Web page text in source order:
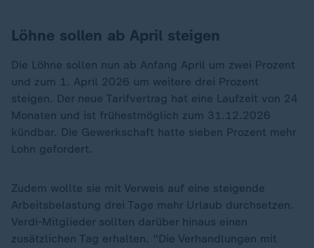
Löhne sollen ab April steigen
Die Löhne sollen nun ab Anfang April um zwei Prozent
und zum 1. April 2026 um weitere drei Prozent
steigen. Der neue Tarifvertrag hat eine Laufzeit von 24
Monaten und ist frühestmöglich zum 31.12.2026
kündbar. Die Gewerkschaft hatte sieben Prozent mehr
Lohn gefordert.
Zudem wollte sie mit Verweis auf eine steigende
Arbeitsbelastung drei Tage mehr Urlaub durchsetzen.
Verdi-Mitglieder sollten darüber hinaus einen
zusätzlichen Tag erhalten. "Die Verhandlungen mit